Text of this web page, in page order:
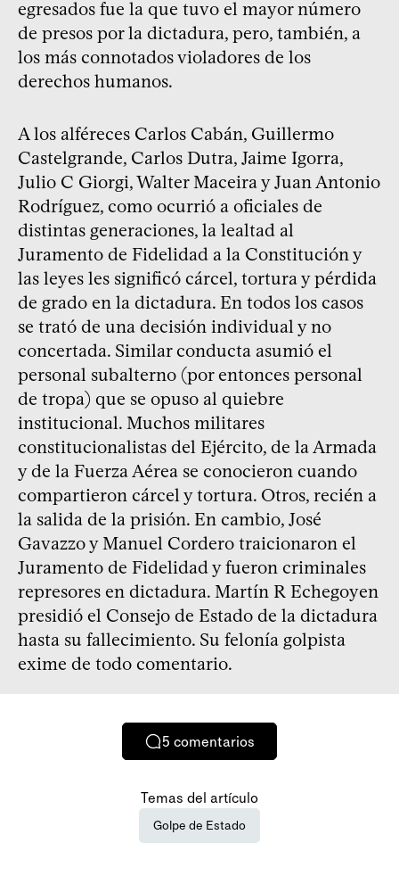
egresados fue la que tuvo el mayor número
de presos por la dictadura, pero, también, a
los más connotados violadores de los
derechos humanos.
A los alféreces Carlos Cabán, Guillermo
Castelgrande, Carlos Dutra, Jaime Igorra,
Julio C Giorgi, Walter Maceira y Juan Antonio
Rodríguez, como ocurrió a oficiales de
distintas generaciones, la lealtad al
Juramento de Fidelidad a la Constitución y
las leyes les significó cárcel, tortura y pérdida
de grado en la dictadura. En todos los casos
se trató de una decisión individual y no
concertada. Similar conducta asumió el
personal subalterno (por entonces personal
de tropa) que se opuso al quiebre
institucional. Muchos militares
constitucionalistas del Ejército, de la Armada
y de la Fuerza Aérea se conocieron cuando
compartieron cárcel y tortura. Otros, recién a
la salida de la prisión. En cambio, José
Gavazzo y Manuel Cordero traicionaron el
Juramento de Fidelidad y fueron criminales
represores en dictadura. Martín R Echegoyen
presidió el Consejo de Estado de la dictadura
hasta su fallecimiento. Su felonía golpista
exime de todo comentario.
5 comentarios
Temas del artículo
Golpe de Estado